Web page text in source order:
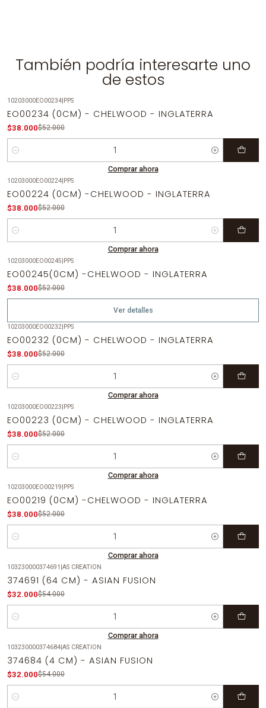
También podría interesarte uno
de estos
-27%OFF
10203000EO00234|PPS
EO00234 (0CM) - CHELWOOD - INGLATERRA
$38.000$52.000
Cantidad
Comprar ahora
-27%OFF
10203000EO00224|PPS
EO00224 (0CM) -CHELWOOD - INGLATERRA
$38.000$52.000
Cantidad
Comprar ahora
-27%OFF
Agotado
10203000EO00245|PPS
EO00245(0CM) -CHELWOOD - INGLATERRA
$38.000$52.000
Ver detalles
-27%OFF
10203000EO00232|PPS
EO00232 (0CM) - CHELWOOD - INGLATERRA
$38.000$52.000
Cantidad
Comprar ahora
-27%OFF
10203000EO00223|PPS
EO00223 (0CM) - CHELWOOD - INGLATERRA
$38.000$52.000
Cantidad
Comprar ahora
-27%OFF
10203000EO00219|PPS
EO00219 (0CM) -CHELWOOD - INGLATERRA
$38.000$52.000
Cantidad
Comprar ahora
-41% OFF
103230000374691 |AS CREATION
374691 (64 CM) - ASIAN FUSION
$32.000$54.000
Cantidad
Comprar ahora
-41% OFF
103230000374684|AS CREATION
374684 (4 CM) - ASIAN FUSION
$32.000$54.000
Cantidad